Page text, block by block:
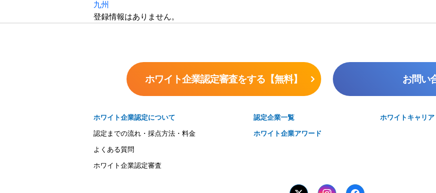
九州
登録情報はありません。
ホワイト企業認定審査をする【無料】 お問い
ホワイト企業認定について
認定までの流れ・採点方法・料金
よくある質問
ホワイト企業認定審査
認定企業一覧
ホワイト企業アワード
ホワイトキャリア